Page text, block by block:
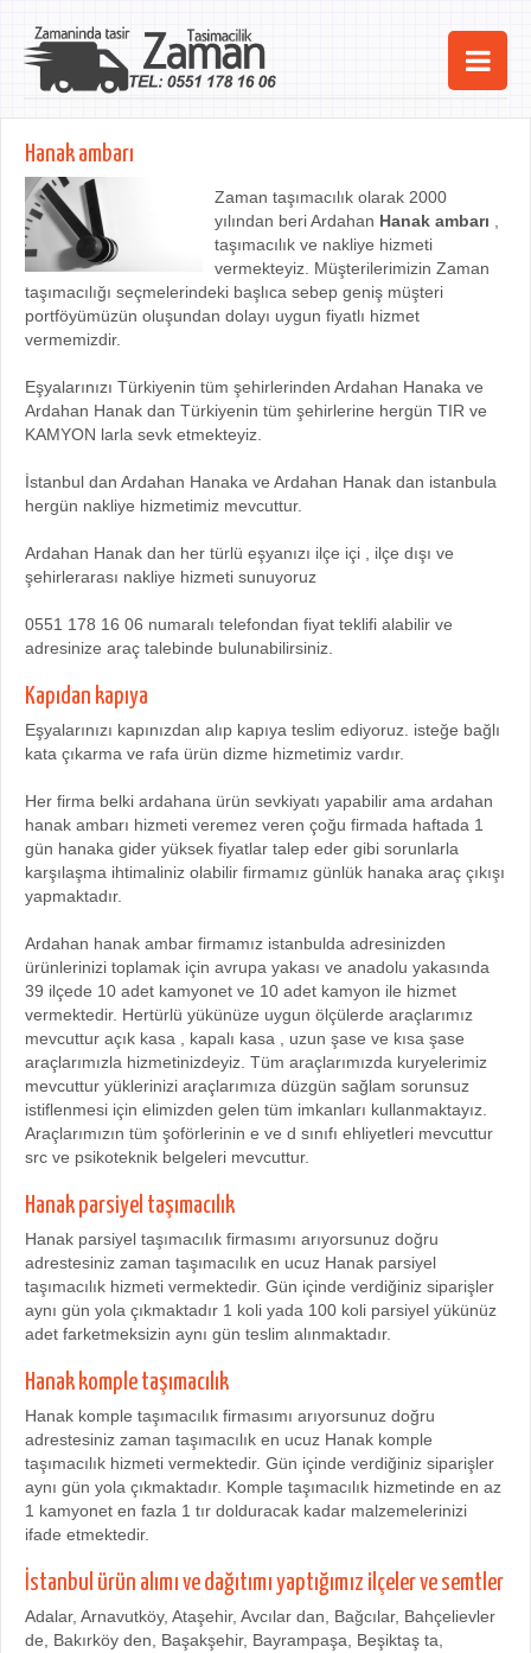
Ana Sayfa
Hizmetlerimiz
Kurumsal
iletişim
Hanak ambarı
Zaman taşımacılık olarak 2000
yılından beri Ardahan Hanak ambarı
taşımacılık ve nakliye hizmeti
vermekteyiz. Müşterilerimizin Zaman
taşımacılığı seçmelerindeki başlıca sebep geniş müşteri
portföyümüzün oluşundan dolayı uygun fiyatlı hizmet
vermemizdir.
Eşyalarınızı Türkiyenin tüm şehirlerinden Ardahan Hanaka ve
Ardahan Hanak dan Türkiyenin tüm şehirlerine hergün TIR ve
KAMYON larla sevk etmekteyiz.
İstanbul dan Ardahan Hanaka ve Ardahan Hanak dan istanbula
hergün nakliye hizmetimiz mevcuttur.
Ardahan Hanak dan her türlü eşyanızı ilçe içi , ilçe dışı ve
şehirlerarası nakliye hizmeti sunuyoruz
0551 178 16 06 numaralı telefondan fiyat teklifi alabilir ve
adresinize araç talebinde bulunabilirsiniz.
Kapıdan kapıya
Eşyalarınızı kapınızdan alıp kapıya teslim ediyoruz. isteğe bağlı
kata çıkarma ve rafa ürün dizme hizmetimiz vardır.
Her firma belki ardahana ürün sevkiyatı yapabilir ama ardahan
hanak ambarı hizmeti veremez veren çoğu firmada haftada 1
gün hanaka gider yüksek fiyatlar talep eder gibi sorunlarla
karşılaşma ihtimaliniz olabilir firmamız günlük hanaka araç çıkışı
yapmaktadır.
Ardahan hanak ambar firmamız istanbulda adresinizden
ürünlerinizi toplamak için avrupa yakası ve anadolu yakasında
39 ilçede 10 adet kamyonet ve 10 adet kamyon ile hizmet
vermektedir. Hertürlü yükünüze uygun ölçülerde araçlarımız
mevcuttur açık kasa , kapalı kasa , uzun şase ve kısa şase
araçlarımızla hizmetinizdeyiz. Tüm araçlarımızda kuryelerimiz
mevcuttur yüklerinizi araçlarımıza düzgün sağlam sorunsuz
istiflenmesi için elimizden gelen tüm imkanları kullanmaktayız.
Araçlarımızın tüm şoförlerinin e ve d sınıfı ehliyetleri mevcuttur
src ve psikoteknik belgeleri mevcuttur.
Hanak parsiyel taşımacılık
Hanak parsiyel taşımacılık firmasımı arıyorsunuz doğru
adrestesiniz zaman taşımacılık en ucuz Hanak parsiyel
taşımacılık hizmeti vermektedir. Gün içinde verdiğiniz siparişler
aynı gün yola çıkmaktadır 1 koli yada 100 koli parsiyel yükünüz
adet farketmeksizin aynı gün teslim alınmaktadır.
Hanak komple taşımacılık
Hanak komple taşımacılık firmasımı arıyorsunuz doğru
adrestesiniz zaman taşımacılık en ucuz Hanak komple
taşımacılık hizmeti vermektedir. Gün içinde verdiğiniz siparişler
aynı gün yola çıkmaktadır. Komple taşımacılık hizmetinde en az
1 kamyonet en fazla 1 tır dolduracak kadar malzemelerinizi
ifade etmektedir.
İstanbul ürün alımı ve dağıtımı yaptığımız ilçeler ve semtler
Adalar, Arnavutköy, Ataşehir, Avcılar dan, Bağcılar, Bahçelievler
de, Bakırköy den, Başakşehir, Bayrampaşa, Beşiktaş ta,